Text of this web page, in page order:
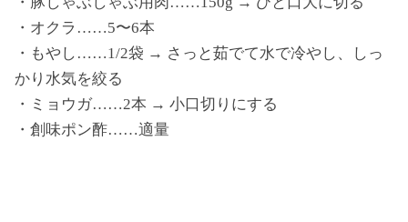
・オクラ……5〜6本
・もやし……1/2袋 → さっと茹でて水で冷やし、しっ
かり水気を絞る
・ミョウガ……2本 → 小口切りにする
・創味ポン酢……適量